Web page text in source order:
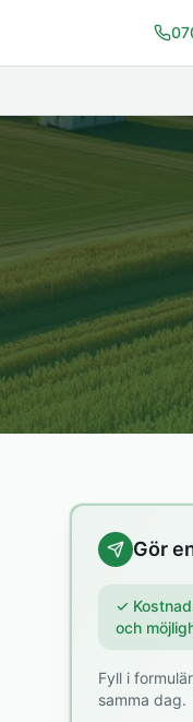
Gör
✓
och
Fyll i
samma dag.